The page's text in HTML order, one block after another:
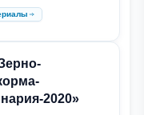
2020»